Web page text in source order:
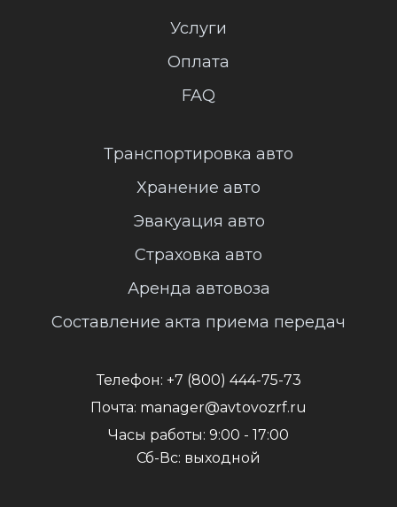
Услуги
Оплата
FAQ
Транспортировка авто
Хранение авто
Эвакуация авто
Страховка авто
Аренда автовоза
Составление акта приема передач
Телефон: +7 (800) 444-75-73
Почта: manager@avtovozrf.ru
Часы работы: 9:00 - 17:00
Сб-Вс: выходной